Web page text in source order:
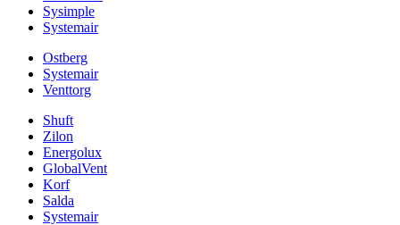
Sysimple
Systemair
Ostberg
Systemair
Venttorg
Shuft
Zilon
Energolux
GlobalVent
Korf
Salda
Systemair